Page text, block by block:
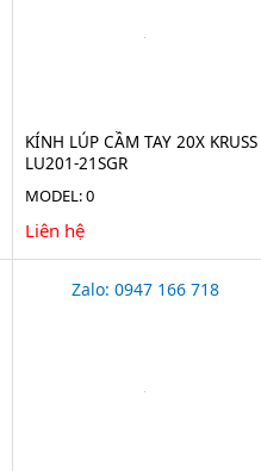
KÍNH LÚP CẦM TAY 20X KRUSS
LU201-21SGR
MODEL: 0
Liên hệ
Zalo: 0947 166 718